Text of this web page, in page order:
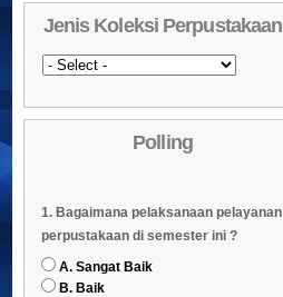
02 Daftar Koleksi Baru (Tgl.Input)
03 Daftar Koleksi (Pengarang)
04 Daftar Koleksi (Judul)
Daftar Koleksi (Subyek)
Dipinjam
07 Daftar Koleksi (Klasifikasi/ddc)
Jenis Koleksi Perpustakaan
Polling
1. Bagaimana pelaksanaan pelayanan
perpustakaan di semester ini ?
A. Sangat Baik
B. Baik